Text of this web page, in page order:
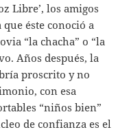
Libre’, los amigos
éste conoció a
“la chacha” o “la
Años después, la
proscrito y no
con esa
“niños bien”
de confianza es el